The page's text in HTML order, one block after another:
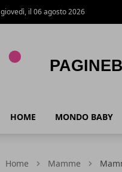
giovedì, il 06 agosto 2026
HOME MONDO BABY
Home Mamme